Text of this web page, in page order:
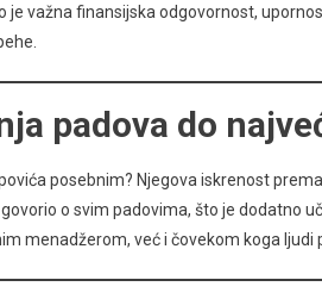
je važna finansijska odgovornost,
padova do
posebnim? Njegova iskrenost
o svim padovima, što je dodatno
menadžerom, već i čovekom koga ljudi